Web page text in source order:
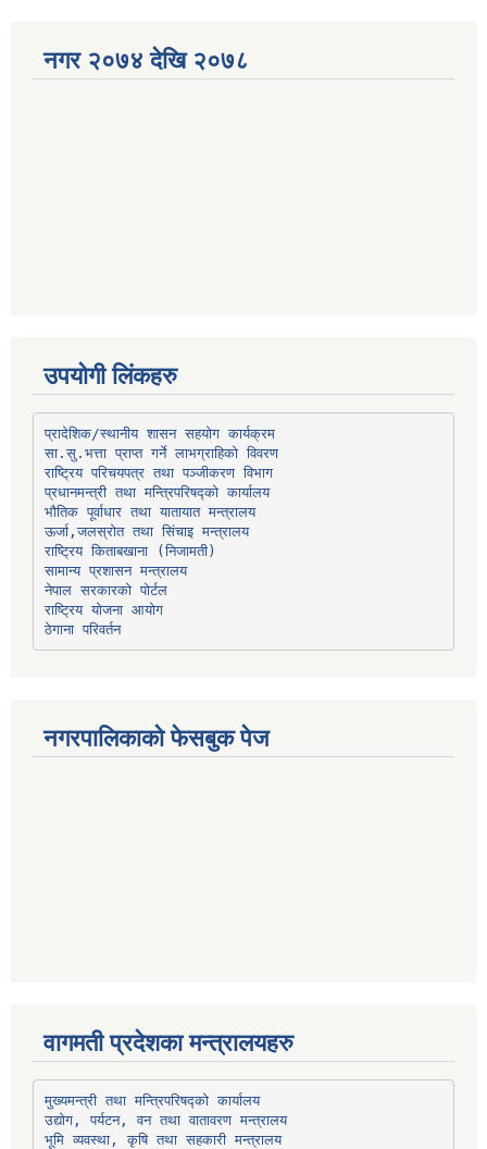
नगर २०७४ देखि २०७८
उपयोगी लिंकहरु
प्रादेशिक/स्थानीय शासन सहयोग कार्यक्रम
सा.सु.भत्ता प्राप्त गर्ने लाभग्राहिको विवरण
राष्ट्रिय परिचयपत्र तथा पञ्‍जीकरण विभाग
प्रधानमन्त्री तथा मन्त्रिपरिषद्को कार्यालय
भौतिक पूर्वाधार तथा यातायात मन्त्रालय
ऊर्जा,जलस्रोत तथा सिंचाइ मन्त्रालय
सामान्य प्रशासन मन्त्रालय
नेपाल सरकारको पोर्टल
राष्ट्रिय योजना आयोग
ठेगाना परिवर्तन
नगरपालिकाको फेसबुक पेज
वागमती प्रदेशका मन्त्रालयहरु
मुख्यमन्त्री तथा मन्त्रिपरिषद्को कार्यालय
उद्योग, पर्यटन, वन तथा वातावरण मन्त्रालय
भूमि व्यवस्था, कृषि तथा सहकारी मन्त्रालय